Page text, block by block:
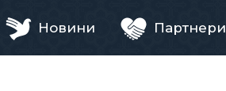
Новини Партнери